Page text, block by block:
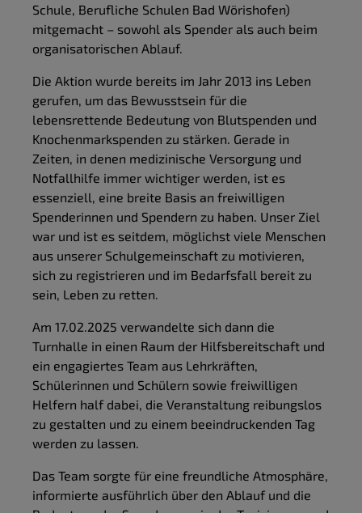
Schule, Berufliche Schulen Bad Wörishofen)
mitgemacht – sowohl als Spender als auch beim
organisatorischen Ablauf.
Die Aktion wurde bereits im Jahr 2013 ins Leben
gerufen, um das Bewusstsein für die
lebensrettende Bedeutung von Blutspenden und
Knochenmarkspenden zu stärken. Gerade in
Zeiten, in denen medizinische Versorgung und
Notfallhilfe immer wichtiger werden, ist es
essenziell, eine breite Basis an freiwilligen
Spenderinnen und Spendern zu haben. Unser Ziel
war und ist es seitdem, möglichst viele Menschen
aus unserer Schulgemeinschaft zu motivieren,
sich zu registrieren und im Bedarfsfall bereit zu
sein, Leben zu retten.
Am 17.02.2025 verwandelte sich dann die
Turnhalle in einen Raum der Hilfsbereitschaft und
ein engagiertes Team aus Lehrkräften,
Schülerinnen und Schülern sowie freiwilligen
Helfern half dabei, die Veranstaltung reibungslos
zu gestalten und zu einem beeindruckenden Tag
werden zu lassen.
Das Team sorgte für eine freundliche Atmosphäre,
informierte ausführlich über den Ablauf und die